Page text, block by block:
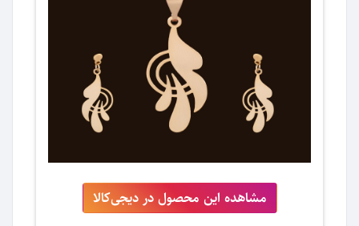
مشاهده این محصول در دیجی‌کالا